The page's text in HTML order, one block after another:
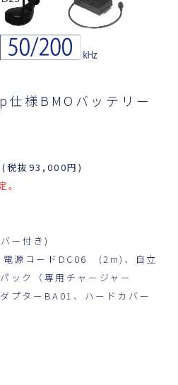
様BMOバッテリー
税抜93,000円)
ー付き)
源コードDC06 (2m)、自立
ック（専用チャージャー
プターBA01、ハードカバー